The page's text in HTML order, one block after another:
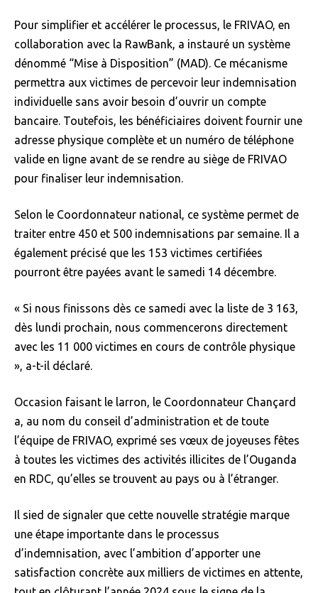
Pour simplifier et accélérer le processus, le FRIVAO, en
collaboration avec la RawBank, a instauré un système
dénommé “Mise à Disposition” (MAD). Ce mécanisme
permettra aux victimes de percevoir leur indemnisation
individuelle sans avoir besoin d’ouvrir un compte
bancaire. Toutefois, les bénéficiaires doivent fournir une
adresse physique complète et un numéro de téléphone
valide en ligne avant de se rendre au siège de FRIVAO
pour finaliser leur indemnisation.
Selon le Coordonnateur national, ce système permet de
traiter entre 450 et 500 indemnisations par semaine. Il a
également précisé que les 153 victimes certifiées
pourront être payées avant le samedi 14 décembre.
« Si nous finissons dès ce samedi avec la liste de 3 163,
dès lundi prochain, nous commencerons directement
avec les 11 000 victimes en cours de contrôle physique
», a-t-il déclaré.
Occasion faisant le larron, le Coordonnateur Chançard
a, au nom du conseil d’administration et de toute
l’équipe de FRIVAO, exprimé ses vœux de joyeuses fêtes
à toutes les victimes des activités illicites de l’Ouganda
en RDC, qu’elles se trouvent au pays ou à l’étranger.
Il sied de signaler que cette nouvelle stratégie marque
une étape importante dans le processus
d’indemnisation, avec l’ambition d’apporter une
satisfaction concrète aux milliers de victimes en attente,